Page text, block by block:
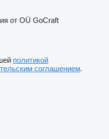
от OÜ GoCraft
политикой
соглашением.